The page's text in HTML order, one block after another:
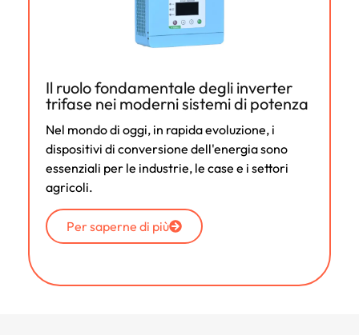
Il ruolo fondamentale degli inverter
trifase nei moderni sistemi di potenza
Nel mondo di oggi, in rapida evoluzione, i
dispositivi di conversione dell'energia sono
essenziali per le industrie, le case e i settori
agricoli.
Per saperne di più